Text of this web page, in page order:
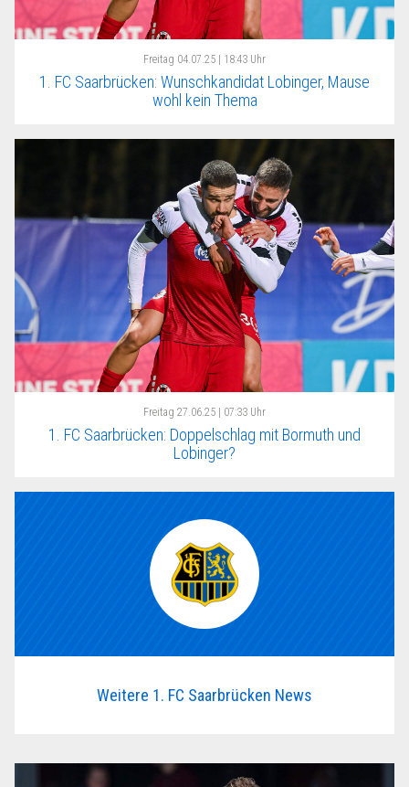
Freitag 04.07.25 | 18:43 Uhr
1. FC Saarbrücken: Wunschkandidat Lobinger, Mause
wohl kein Thema
Freitag 27.06.25 | 07:33 Uhr
1. FC Saarbrücken: Doppelschlag mit Bormuth und
Lobinger?
Weitere 1. FC Saarbrücken News